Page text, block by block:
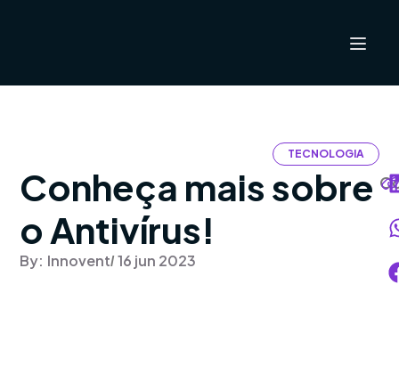
TECNOLOGIA
Conheça mais sobre
o Antivírus!
By: Innovent/ 16 jun 2023